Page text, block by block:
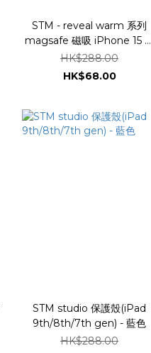
STM - reveal warm 系列
magsafe 磁吸 iPhone 15 系
列
HK$288.00
HK$68.00
STM studio 保護殼(iPad
9th/8th/7th gen) - 藍色
HK$288.00